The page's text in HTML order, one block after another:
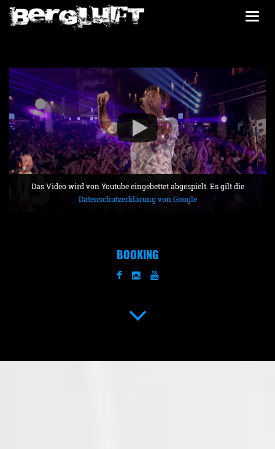
Das Video wird von Youtube eingebettet abgespielt. Es gilt die
Datenschutzerklärung von Google
BOOKING